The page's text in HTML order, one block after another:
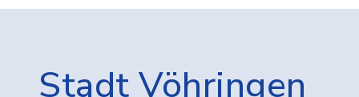
Stadt Vöhringen